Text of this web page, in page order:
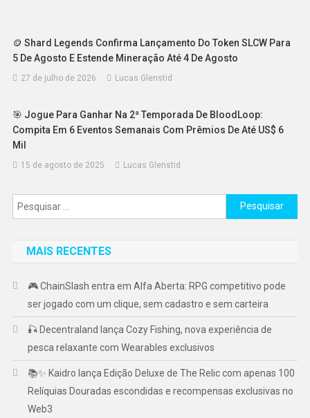
🪙 Shard Legends Confirma Lançamento Do Token SLCW Para
5 De Agosto E Estende Mineração Até 4 De Agosto
27 de julho de 2026 Lucas Glenstid
🎯 Jogue Para Ganhar Na 2ª Temporada De BloodLoop:
Compita Em 6 Eventos Semanais Com Prêmios De Até US$ 6
Mil
15 de agosto de 2025 Lucas Glenstid
Pesquisar
por:
MAIS RECENTES
🎮 ChainSlash entra em Alfa Aberta: RPG competitivo pode
ser jogado com um clique, sem cadastro e sem carteira
🎣 Decentraland lança Cozy Fishing, nova experiência de
pesca relaxante com Wearables exclusivos
📚✨ Kaidro lança Edição Deluxe de The Relic com apenas 100
Relíquias Douradas escondidas e recompensas exclusivas no
Web3